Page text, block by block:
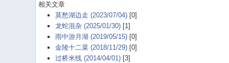
相关文章
莫愁湖边走 (2023/07/04)[0]
龙蛇混杂 (2025/01/30)[1]
雨中游月湖 (2019/05/15)[0]
金陵十二菜 (2018/11/29)[0]
过桥米线 (2014/04/01)[3]